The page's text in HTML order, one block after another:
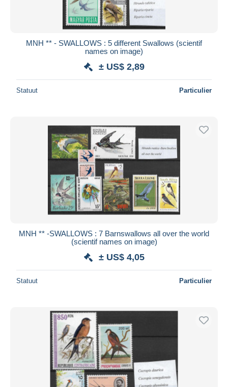
MNH ** - SWALLOWS : 5 different Swallows (scientif
names on image)
± US$ 2,89
Statuut Particulier
MNH ** -SWALLOWS : 7 Barnswallows all over the world
(scientif names on image)
± US$ 4,05
Statuut Particulier